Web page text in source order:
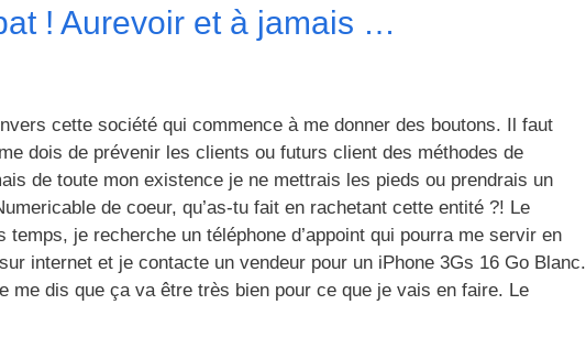
! Aurevoir et à jamais …
cette société qui commence à me donner des boutons. Il faut
dois de prévenir les clients ou futurs client des méthodes de
de toute mon existence je ne mettrais les pieds ou prendrais un
de coeur, qu’as-tu fait en rachetant cette entité ?! Le
je recherche un téléphone d’appoint qui pourra me servir en
internet et je contacte un vendeur pour un iPhone 3Gs 16 Go Blanc.
me dis que ça va être très bien pour ce que je vais en faire. Le